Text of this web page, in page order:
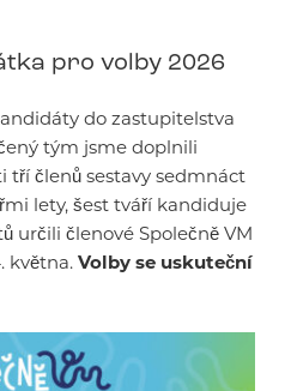
pro volby 2026
do zastupitelstva
tým jsme doplnili
tří členů sestavy sedmnáct
lety, šest tváří kandiduje
určili členové Společně VM
května. Volby se uskuteční